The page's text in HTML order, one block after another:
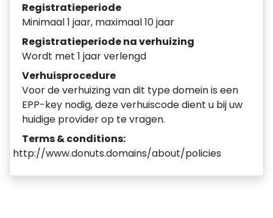
Registratieperiode
Minimaal 1 jaar, maximaal 10 jaar
Registratieperiode na verhuizing
Wordt met 1 jaar verlengd
Verhuisprocedure
Voor de verhuizing van dit type domein is een
EPP-key nodig, deze verhuiscode dient u bij uw
huidige provider op te vragen.
Terms & conditions:
http://www.donuts.domains/about/policies